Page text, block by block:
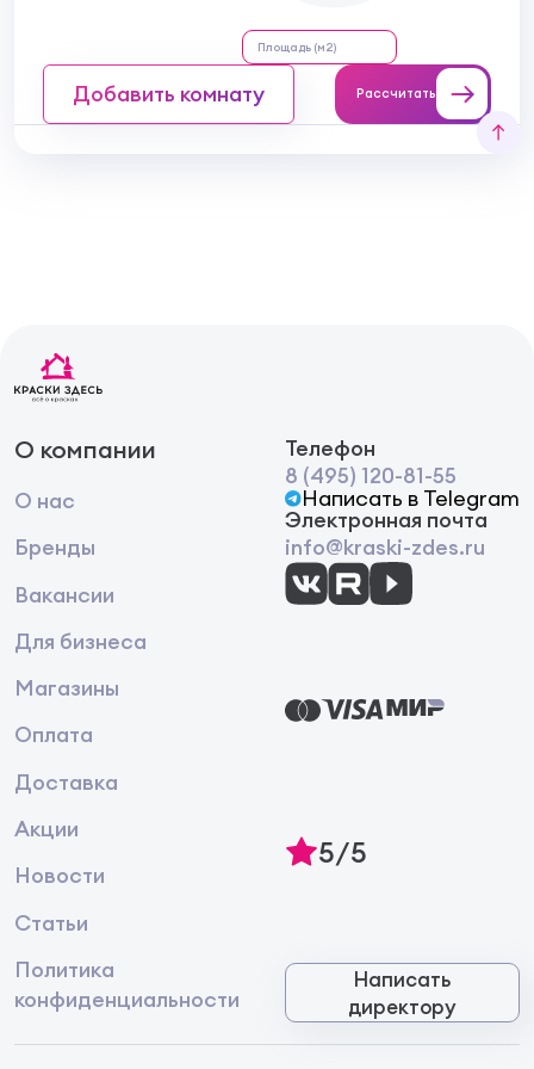
Добавить комнату Рассчитать
О компании
О нас
Бренды
Вакансии
Для бизнеса
Магазины
Оплата
Доставка
Акции
Новости
Статьи
Политика
конфиденциальности
Телефон
8 (495) 120-81-55
Написать в Telegram
Электронная почта
info@kraski-zdes.ru
5/5
Написать
директору